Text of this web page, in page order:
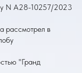
N А28-10257/2023
рассмотрел в
"Гранд